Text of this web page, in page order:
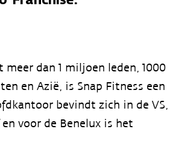
dan 1 miljoen leden, 1000
en Azië, is Snap Fitness een
bevindt zich in de VS,
voor de Benelux is het